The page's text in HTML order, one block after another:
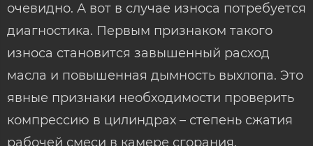
очевидно. А вот в случае износа потребуется
диагностика. Первым признаком такого
износа становится завышенный расход
масла и повышенная дымность выхлопа. Это
явные признаки необходимости проверить
компрессию в цилиндрах – степень сжатия
рабочей смеси в камере сгорания.